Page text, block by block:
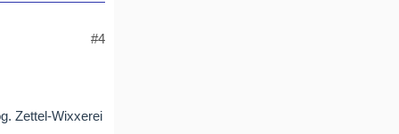
#4
Zettel-Wixxerei